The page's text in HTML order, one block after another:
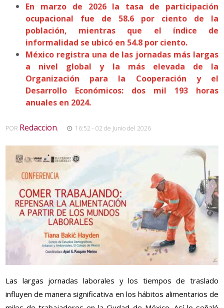
En marzo de 2026 la tasa de participación
ocupacional fue de 58.6 por ciento de la
población, mientras que el índice de
informalidad se ubicó en 54.8 por ciento.
México registra una de las jornadas más largas
a nivel global y la más elevada de la
Organización para la Cooperación y el
Desarrollo Económicos: dos mil 193 horas
anuales en 2024.
POR Redaccion, 16:52 - 02 de Junio del 2026
Las largas jornadas laborales y los tiempos de traslado
influyen de manera significativa en los hábitos alimentarios de